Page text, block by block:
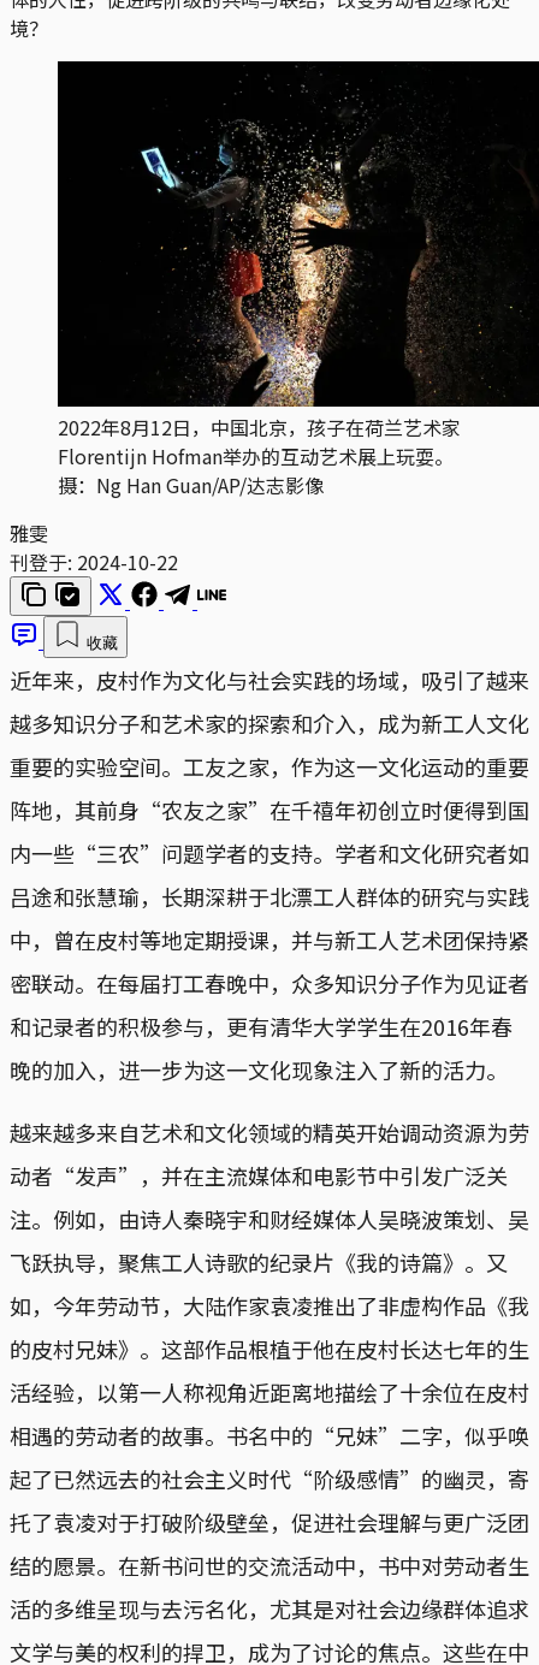
境？
2022年8月12日，中国北京，孩子在荷兰艺术家
Florentijn Hofman举办的互动艺术展上玩耍。
摄：Ng Han Guan/AP/达志影像
雅雯
刊登于: 2024-10-22
收藏
近年来，皮村作为文化与社会实践的场域，吸引了越来
越多知识分子和艺术家的探索和介入，成为新工人文化
重要的实验空间。工友之家，作为这一文化运动的重要
阵地，其前身“农友之家”在千禧年初创立时便得到国
内一些“三农”问题学者的支持。学者和文化研究者如
吕途和张慧瑜，长期深耕于北漂工人群体的研究与实践
中，曾在皮村等地定期授课，并与新工人艺术团保持紧
密联动。在每届打工春晚中，众多知识分子作为见证者
和记录者的积极参与，更有清华大学学生在2016年春
晚的加入，进一步为这一文化现象注入了新的活力。
越来越多来自艺术和文化领域的精英开始调动资源为劳
动者“发声”，并在主流媒体和电影节中引发广泛关
注。例如，由诗人秦晓宇和财经媒体人吴晓波策划、吴
飞跃执导，聚焦工人诗歌的纪录片《我的诗篇》。又
如，今年劳动节，大陆作家袁凌推出了非虚构作品《我
的皮村兄妹》。这部作品根植于他在皮村长达七年的生
活经验，以第一人称视角近距离地描绘了十余位在皮村
相遇的劳动者的故事。书名中的“兄妹”二字，似乎唤
起了已然远去的社会主义时代“阶级感情”的幽灵，寄
托了袁凌对于打破阶级壁垒，促进社会理解与更广泛团
结的愿景。在新书问世的交流活动中，书中对劳动者生
活的多维呈现与去污名化，尤其是对社会边缘群体追求
文学与美的权利的捍卫，成为了讨论的焦点。这些在中